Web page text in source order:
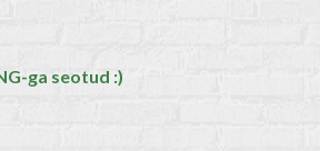
ga seotud :)